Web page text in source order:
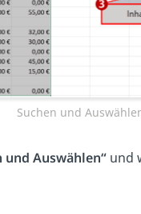
Suchen und
und Auswählen“und